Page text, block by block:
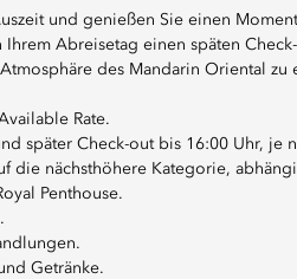
und genießen Sie einen
Ihrem Abreisetag einen späten
des Mandarin Oriental zu
Rate.
später Check-out bis 16:00 Uhr, je
die nächsthöhere Kategorie,
Penthouse.
Getränke.